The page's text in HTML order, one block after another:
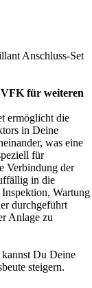
Anschluss-Set
VFK für weiteren
ermöglicht die
in Deine
was eine
für
Verbindung der
in die
Inspektion, Wartung
durchgeführt
Anlage zu
Du Deine
steigern.